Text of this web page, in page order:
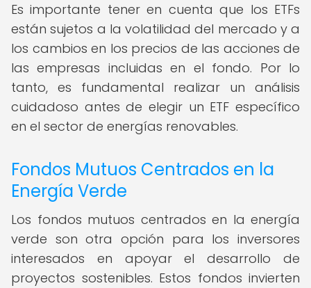
Es importante tener en cuenta que los ETFs
están sujetos a la volatilidad del mercado y a
los cambios en los precios de las acciones de
las empresas incluidas en el fondo. Por lo
tanto, es fundamental realizar un análisis
cuidadoso antes de elegir un ETF específico
en el sector de energías renovables.
Fondos Mutuos Centrados en la
Energía Verde
Los fondos mutuos centrados en la energía
verde son otra opción para los inversores
interesados en apoyar el desarrollo de
proyectos sostenibles. Estos fondos invierten